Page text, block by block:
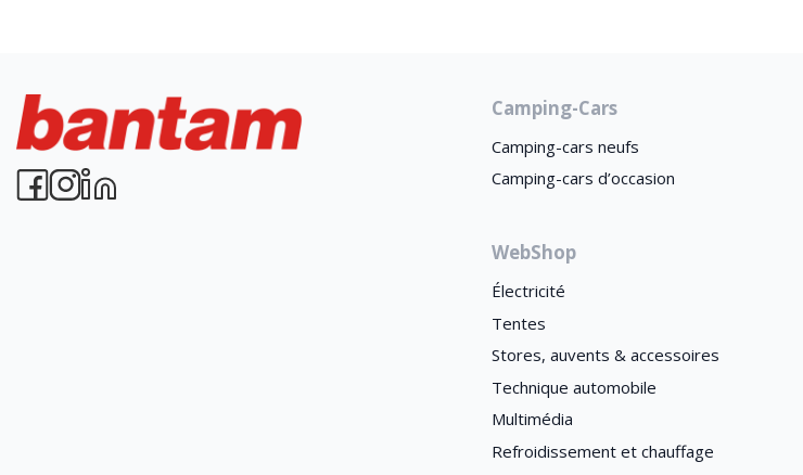
Camping-Cars
Camping-cars neufs
Camping-cars d’occasion
WebShop
Électricité
Tentes
Stores, auvents & accessoires
Technique automobile
Multimédia
Refroidissement et chauffage